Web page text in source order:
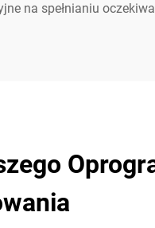
na spełnianiu